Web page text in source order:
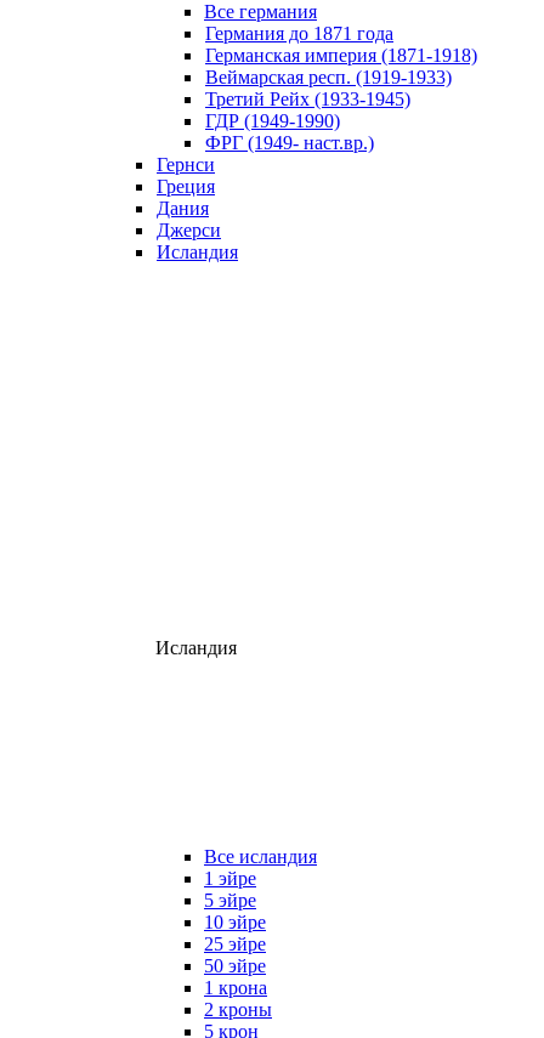
Все германия
Германия до 1871 года
Германская империя (1871-1918)
Веймарская респ. (1919-1933)
Третий Рейх (1933-1945)
ГДР (1949-1990)
ФРГ (1949- наст.вр.)
Гернси
Греция
Дания
Джерси
Исландия
Исландия
Все исландия
1 эйре
5 эйре
10 эйре
25 эйре
50 эйре
1 крона
2 кроны
5 крон